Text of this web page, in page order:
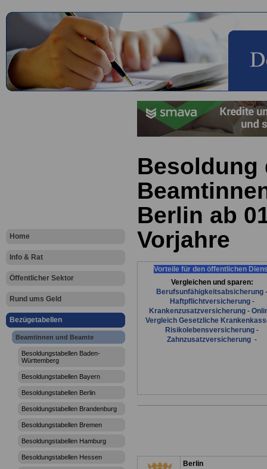
Home
Info & Rat
Öffentlicher Sektor
Rund ums Geld
Bezügetabellen
Beamtinnen und Beamte
Besoldungstabellen Baden-
Württemberg
Besoldungstabellen Bayern
Besoldungstabellen Berlin
Besoldungstabellen Brandenburg
Besoldungstabellen Bremen
Besoldungstabellen Hamburg
Besoldungstabellen Hessen
Besoldung
Berlin ab
Vorjahre
Vorteile für den öffentlichen
Vergleichen und sparen:
Berufsunfähigkeitsabsicherung -
Haftpflichtversicherung-
Krankenzusatzversicherung-
Vergleich Gesetzliche
Risikolebensversicherung -
Zahnzusatzversicherung -
Berlin